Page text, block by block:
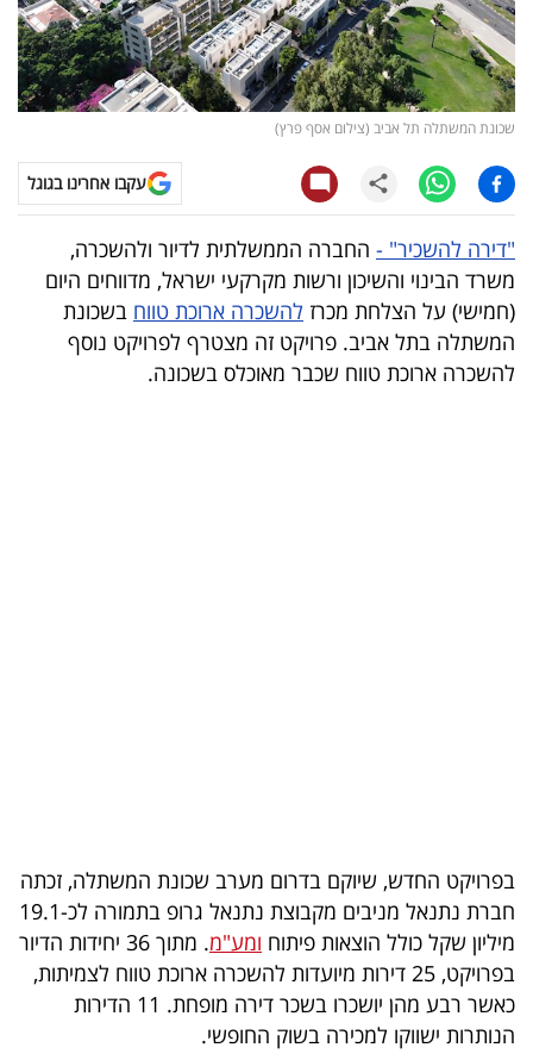
עסקית
קריפטו
ויראלי
טלוויזיה
עסקי
ספורט
קריירה
ולימודים
המילון
הכלכלי
פודקאסט
40
שכונת המשתלה תל אביב (צילום אסף פרץ)
עקבו אחרינו בגוגל
"דירה להשכיר" - החברה הממשלתית לדיור ולהשכרה,
משרד הבינוי והשיכון ורשות מקרקעי ישראל, מדווחים היום
(חמישי) על הצלחת מכרז להשכרה ארוכת טווח בשכונת
המשתלה בתל אביב. פרויקט זה מצטרף לפרויקט נוסף
להשכרה ארוכת טווח שכבר מאוכלס בשכונה.
בפרויקט החדש, שיוקם בדרום מערב שכונת המשתלה, זכתה
חברת נתנאל מניבים מקבוצת נתנאל גרופ בתמורה לכ-19.1
מיליון שקל כולל הוצאות פיתוח ומע"מ
. מתוך 36 יחידות הדיור
בפרויקט, 25 דירות מיועדות להשכרה ארוכת טווח לצמיתות,
כאשר רבע מהן יושכרו בשכר דירה מופחת. 11 הדירות
הנותרות ישווקו למכירה בשוק החופשי.